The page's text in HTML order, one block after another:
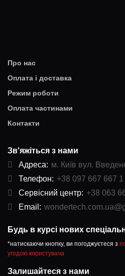
Про нас
Оплата і доставка
Режим роботи
Оплата частинами
Контакти
Зв'яжіться з нами
Адреса: м. Київ вул.
Телефон: +38 097 667 667 1
Сервісний центр: +38 063
Email:
Будь в курсі нових
*натискаючи кнопку, ви погоджуєтеся з
угодою користувача
Залишайтеся з нами